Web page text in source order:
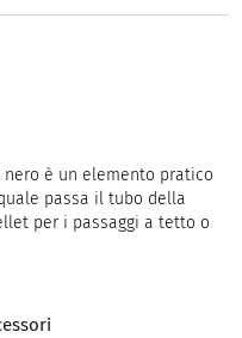
è un elemento pratico
passa il tubo della
per i passaggi a tetto o